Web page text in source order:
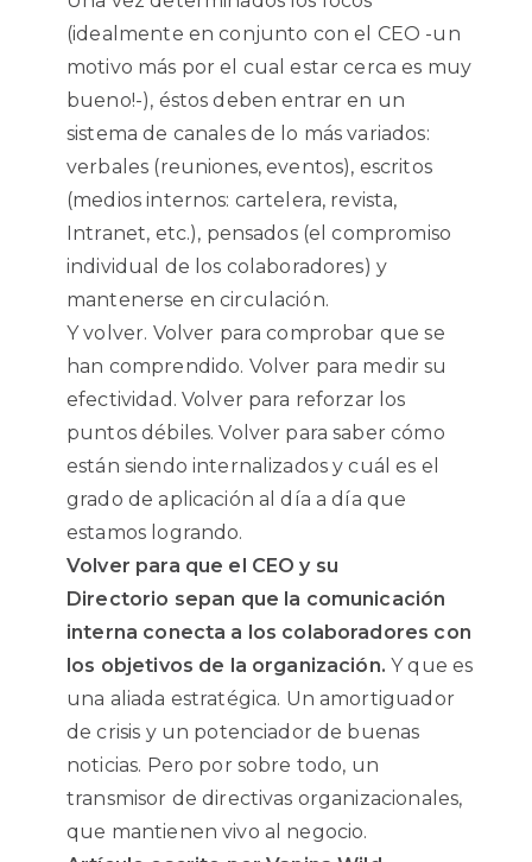
(idealmente en conjunto con el CEO -un
motivo más por el cual estar cerca es muy
bueno!-), éstos deben entrar en un
sistema de canales de lo más variados:
verbales (reuniones, eventos), escritos
(medios internos: cartelera, revista,
Intranet, etc.), pensados (el compromiso
individual de los colaboradores) y
mantenerse en circulación.
Y volver. Volver para comprobar que se
han comprendido. Volver para medir su
efectividad. Volver para reforzar los
puntos débiles. Volver para saber cómo
están siendo internalizados y cuál es el
grado de aplicación al día a día que
estamos logrando.
Volver para que el CEO y su
Directorio sepan que la comunicación
interna conecta a los colaboradores con
los objetivos de la organización. Y que es
una aliada estratégica. Un amortiguador
de crisis y un potenciador de buenas
noticias. Pero por sobre todo, un
transmisor de directivas organizacionales,
que mantienen vivo al negocio.